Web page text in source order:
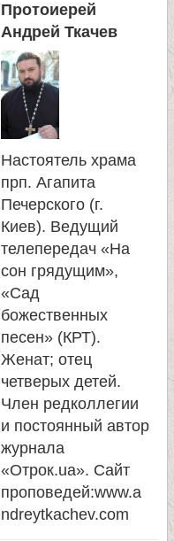
а
п
о
и
с
к
а
Протоиерей
Андрей Ткачев
Настоятель храма
прп. Агапита
Печерского (г.
Киев). Ведущий
телепередач «На
сон грядущим»,
«Сад
божественных
песен» (КРТ).
Женат; отец
четверых детей.
Член редколлегии
и постоянный автор
журнала
«Отрок.ua». Сайт
проповедей:www.a
ndreytkachev.com